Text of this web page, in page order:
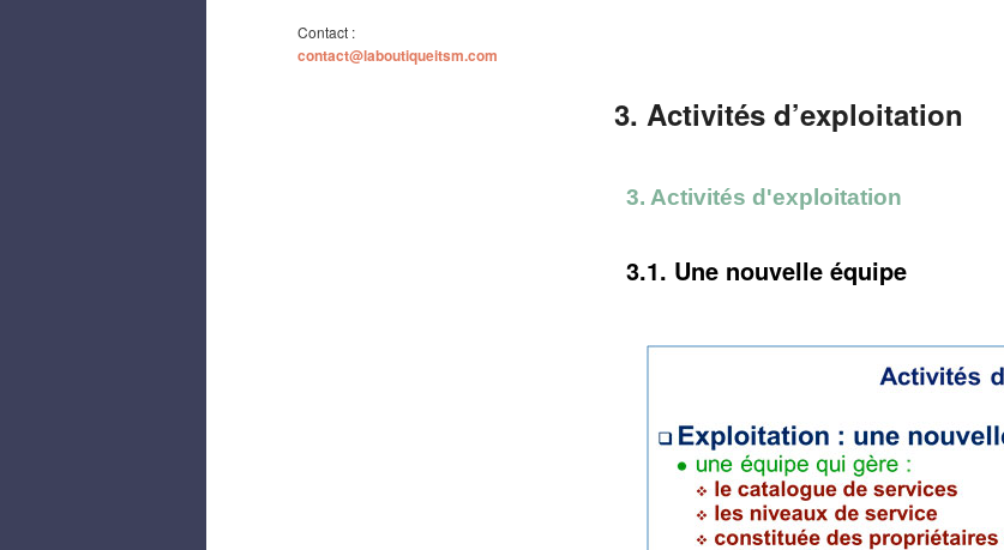
3. Activités d’exploitation
3. Activités d'exploitation
3.1. Une nouvelle équipe
Contact :
contact@laboutiqueitsm.com